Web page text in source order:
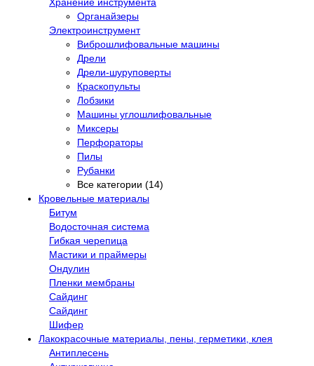
Хранение инструмента
Органайзеры
Электроинструмент
Виброшлифовальные машины
Дрели
Дрели-шуруповерты
Краскопульты
Лобзики
Машины углошлифовальные
Миксеры
Перфораторы
Пилы
Рубанки
Все категории (14)
Кровельные материалы
Битум
Водосточная система
Гибкая черепица
Мастики и праймеры
Ондулин
Пленки мембраны
Сайдинг
Сайдинг
Шифер
Лакокрасочные материалы, пены, герметики, клея
Антиплесень